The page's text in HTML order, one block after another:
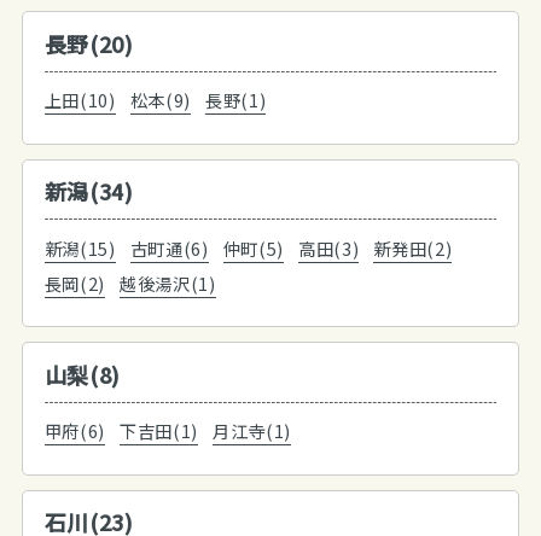
長野(20)
上田(10) 松本(9) 長野(1)
新潟(34)
新潟(15) 古町通(6) 仲町(5) 高田(3)
新発田(2)
長岡(2)
越後湯沢(1)
山梨(8)
甲府(6) 下吉田(1) 月江寺(1)
石川(23)